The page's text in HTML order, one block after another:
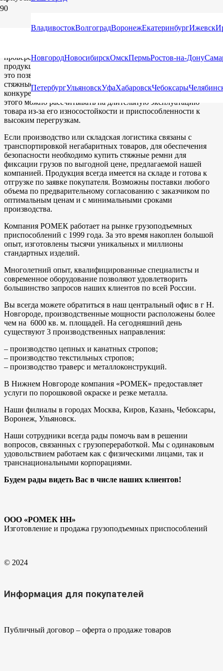
ВладивостокВолгоградВоронежЕкатеринбургИжевск
НовгородНовосибирскОмскПермьРостов-на-Дону
ПетербургУльяновскУфаХабаровскЧебоксары
КОМПАНИЯ
проверенных комплектующих (храповиков, крюков), вся
продукция успешно проходит производственный контроль,
это позволяет гарантировать высокое качество товара. На
стяжные ремни для крепления груза. цена достаточно
конкурентоспособна по сравнению с аналогами. Помимо
этого можно рассчитывать на длительную эксплуатацию
товара из-за его износостойкости и приспособленности к
высоким перегрузкам.
Если производство или складская логистика связаны с
транспортировкой негабаритных товаров, для обеспечения
безопасности необходимо купить стяжные ремни для
фиксации грузов по выгодной цене, предлагаемой нашей
компанией. Продукция всегда имеется на складе и готова к
отгрузке по заявке покупателя. Возможны поставки любого
объема по предварительному согласованию с заказчиком по
оптимальным ценам и с минимальными сроками
производства.
Компания РОМЕК работает на рынке грузоподъемных
приспособлений с 1999 года. За это время накоплен большой
опыт, изготовлены тысячи уникальных и миллионы
стандартных изделий.
Многолетний опыт, квалифицированные специалисты и
современное оборудование позволяют удовлетворить
большинство запросов наших клиентов по всей России.
Вы всегда можете обратиться в наш центральный офис в г Н.
Новгороде, производственные мощности расположены более
чем на 6000 кв. м. площадей. На сегодняшний день
существуют 3 производственных направления:
– производство цепных и канатных стропов;
– производство текстильных стропов;
– производство траверс и металлоконструкций.
В Нижнем Новгороде компания «РОМЕК» предоставляет
услуги по порошковой окраске и резке металла.
Наши филиалы в городах Москва, Киров, Казань, Чебоксары,
Воронеж, Ульяновск.
Наши сотрудники всегда рады помочь вам в решении
вопросов, связанных с грузопереработкой. Мы с одинаковым
удовольствием работаем как с физическими лицами, так и
транснациональными корпорациями.
Будем рады видеть Вас в числе наших клиентов!​
ООО «РОМЕК НН»
Изготовление и продажа грузоподъемных приспособлений
© 2024
Информация для покупателей
Публичный договор – оферта о продаже товаров